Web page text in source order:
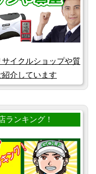
イクルショップや質
介しています
ランキング！